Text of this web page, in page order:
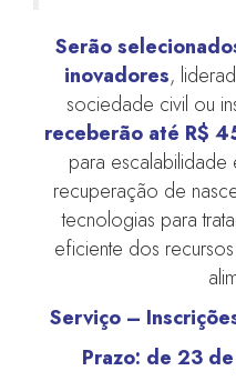
Serão
inovadores,
sociedade civil ou
receberão até R$
para escalabilidade
recuperação de
tecnologias para
eficiente dos
Serviço –
Prazo: de 23